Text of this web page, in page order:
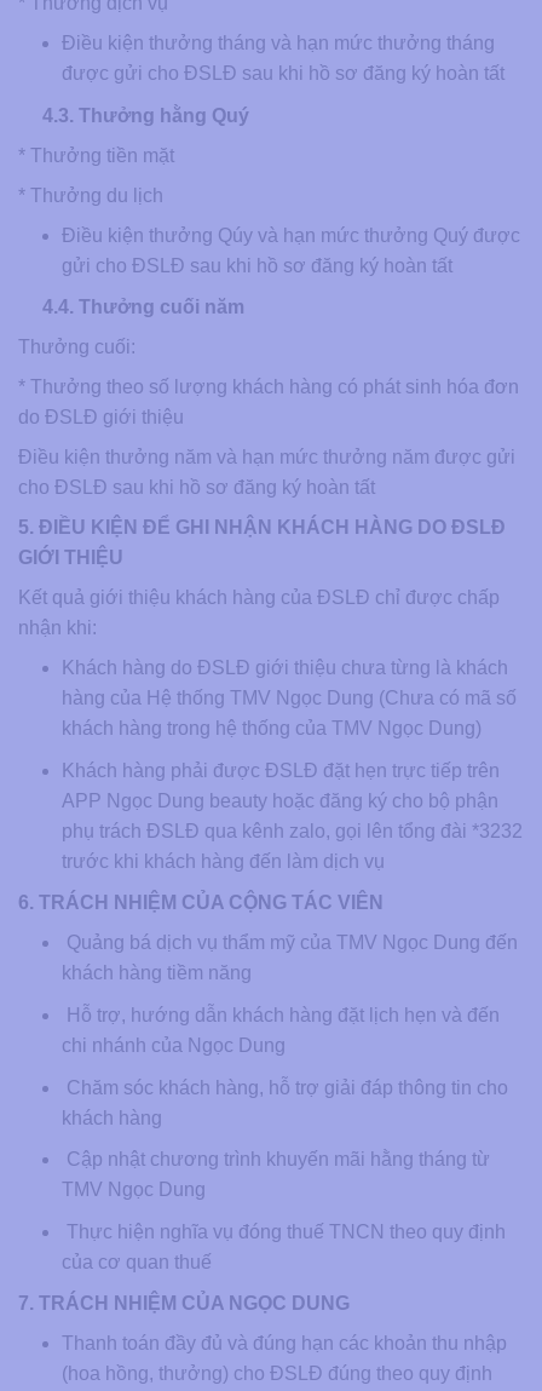
Điều kiện thưởng tháng và hạn mức thưởng tháng
được gửi cho ĐSLĐ sau khi hồ sơ đăng ký hoàn tất
4.3. Thưởng hằng Quý
* Thưởng tiền mặt
* Thưởng du lịch
Điều kiện thưởng Qúy và hạn mức thưởng Quý được
gửi cho ĐSLĐ sau khi hồ sơ đăng ký hoàn tất
4.4. Thưởng cuối năm
Thưởng cuối:
* Thưởng theo số lượng khách hàng có phát sinh hóa đơn
do ĐSLĐ giới thiệu
Điều kiện thưởng năm và hạn mức thưởng năm được gửi
cho ĐSLĐ sau khi hồ sơ đăng ký hoàn tất
5. ĐIỀU KIỆN ĐỂ GHI NHẬN KHÁCH HÀNG DO ĐSLĐ
GIỚI THIỆU
Kết quả giới thiệu khách hàng của ĐSLĐ chỉ được chấp
nhận khi:
Khách hàng do ĐSLĐ giới thiệu chưa từng là khách
hàng của Hệ thống TMV Ngọc Dung (Chưa có mã số
khách hàng trong hệ thống của TMV Ngọc Dung)
Khách hàng phải được ĐSLĐ đặt hẹn trực tiếp trên
APP Ngọc Dung beauty hoặc đăng ký cho bộ phận
phụ trách ĐSLĐ qua kênh zalo, gọi lên tổng đài *3232
trước khi khách hàng đến làm dịch vụ
6. TRÁCH NHIỆM CỦA CỘNG TÁC VIÊN
Quảng bá dịch vụ thẩm mỹ của TMV Ngọc Dung đến
khách hàng tiềm năng
Hỗ trợ, hướng dẫn khách hàng đặt lịch hẹn và đến
chi nhánh của Ngọc Dung
Chăm sóc khách hàng, hỗ trợ giải đáp thông tin cho
khách hàng
Cập nhật chương trình khuyến mãi hằng tháng từ
TMV Ngọc Dung
Thực hiện nghĩa vụ đóng thuế TNCN theo quy định
của cơ quan thuế
7. TRÁCH NHIỆM CỦA NGỌC DUNG
Thanh toán đầy đủ và đúng hạn các khoản thu nhập
(hoa hồng, thưởng) cho ĐSLĐ đúng theo quy định